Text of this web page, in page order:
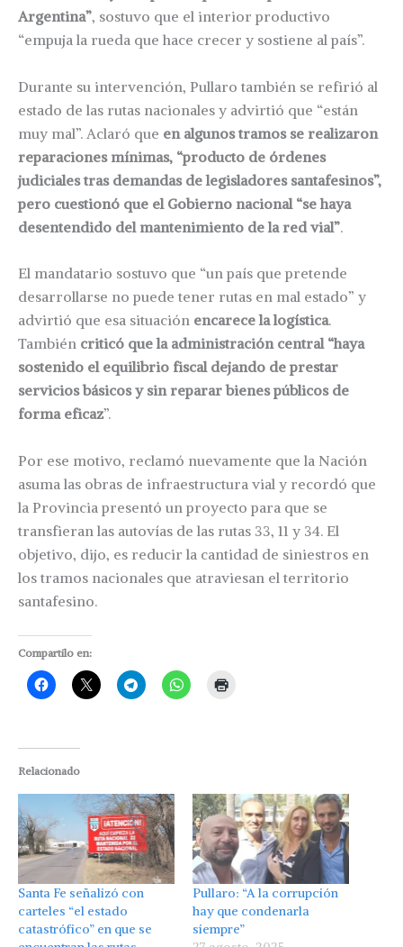
Argentina”, sostuvo que el interior productivo
“empuja la rueda que hace crecer y sostiene al país”.
Durante su intervención, Pullaro también se refirió al
estado de las rutas nacionales y advirtió que “están
muy mal”. Aclaró que en algunos tramos se realizaron
reparaciones mínimas, “producto de órdenes
judiciales tras demandas de legisladores santafesinos”,
pero cuestionó que el Gobierno nacional “se haya
desentendido del mantenimiento de la red vial”.
El mandatario sostuvo que “un país que pretende
desarrollarse no puede tener rutas en mal estado” y
advirtió que esa situación encarece la logística.
También criticó que la administración central “haya
sostenido el equilibrio fiscal dejando de prestar
servicios básicos y sin reparar bienes públicos de
forma eficaz”.
Por ese motivo, reclamó nuevamente que la Nación
asuma las obras de infraestructura vial y recordó que
la Provincia presentó un proyecto para que se
transfieran las autovías de las rutas 33, 11 y 34. El
objetivo, dijo, es reducir la cantidad de siniestros en
los tramos nacionales que atraviesan el territorio
santafesino.
Compartilo en:
Relacionado
Santa Fe señalizó con
carteles “el estado
catastrófico” en que se
Pullaro: “A la corrupción
hay que condenarla
siempre”